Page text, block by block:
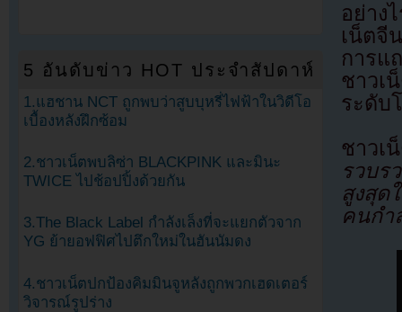
อย่าง
เน็ตจี
การแ
ชาวเ
ระดับ
ชาว
รวบร
สูงสุด
คนกำ
5 อันดับข่าว HOT ประจำสัปดาห์
1.แฮชาน NCT ถูกพบว่าสูบบุหรี่ไฟฟ้าในวิดีโอ
เบื้องหลังฝึกซ้อม
2.ชาวเน็ตพบลิซ่า BLACKPINK และมินะ
TWICE ไปช้อปปิ้งด้วยกัน
3.The Black Label กำลังเล็งที่จะแยกตัวจาก
YG ย้ายอฟฟิศไปตึกใหม่ในฮันนัมดง
4.ชาวเน็ตปกป้องคิมมินจูหลังถูกพวกเฮดเตอร์
วิจารณ์รูปร่าง